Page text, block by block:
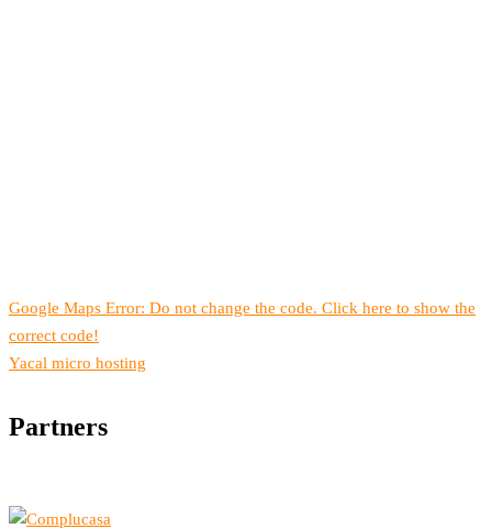
Google Maps Error: Do not change the code. Click here to show the
correct code!
Yacal micro hosting
Partners